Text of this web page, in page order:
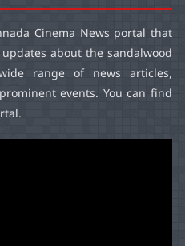
Cinema News portal that
about the sandalwood
range of news articles,
events. You can find